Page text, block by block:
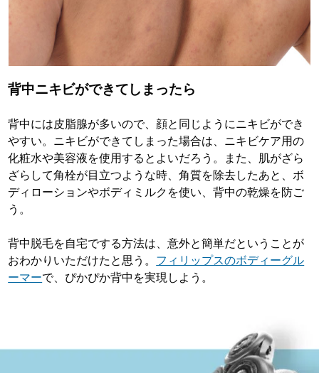
背中ニキビができてしまったら
背中には皮脂腺が多いので、顔と同じようにニキビができ
やすい。ニキビができてしまった場合は、ニキビケア用の
化粧水や美容液を使用するとよいだろう。また、肌がざら
ざらして角栓が目立つような時、角質を除去したあと、ボ
ディローションやボディミルクを使い、背中の乾燥を防ご
う。
背中脱毛を自宅でする方法は、意外と簡単だということが
おわかりいただけたと思う。 フィリップスのボディーグル
ーマーで、ぴかぴか背中を実現しよう。